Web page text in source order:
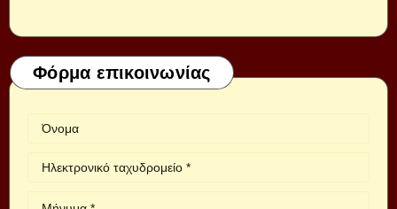
Φόρμα επικοινωνίας